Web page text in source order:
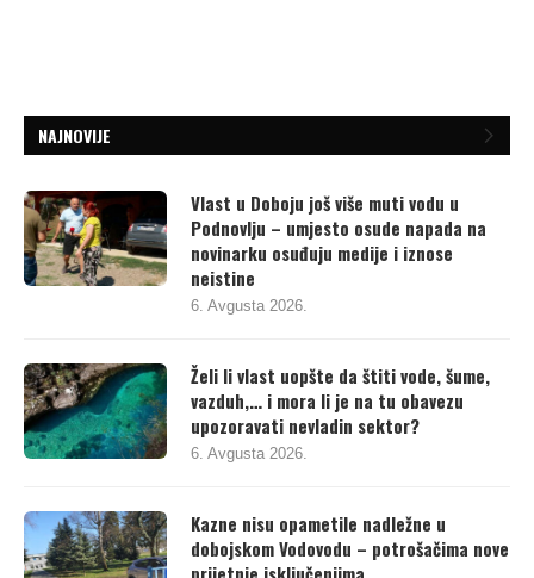
NAJNOVIJE
Vlast u Doboju još više muti vodu u
Podnovlju – umjesto osude napada na
novinarku osuđuju medije i iznose
neistine
6. Avgusta 2026.
Želi li vlast uopšte da štiti vode, šume,
vazduh,… i mora li je na tu obavezu
upozoravati nevladin sektor?
6. Avgusta 2026.
Kazne nisu opametile nadležne u
dobojskom Vodovodu – potrošačima nove